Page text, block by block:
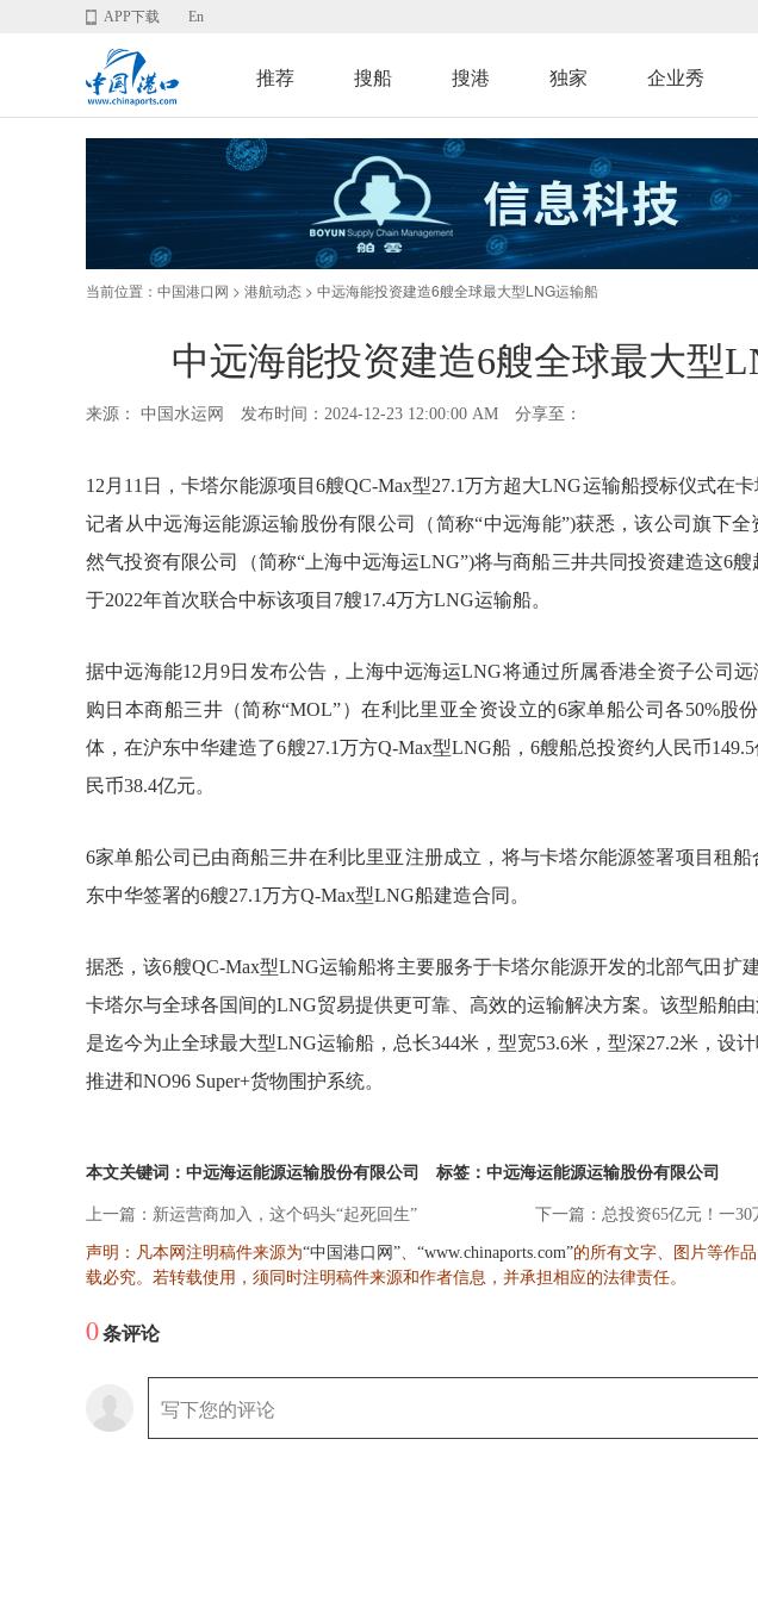
APP下载 En
推荐 搜船 搜港 独家 企业秀
当前位置： 中国港口网 > 港航动态 > 中远海能投资建造6艘全球最大型LNG运输船
中远海能投资建造6艘全球最大型
来源： 中国水运网 发布时间：2024-12-23 12:00:00 AM 分享至：
12月11日，卡塔尔能源项目6艘QC-Max型27.1万方超大LNG运输船授标仪式在
记者从中远海运能源运输股份有限公司（简称“中远海能”)获悉，该公司旗下
然气投资有限公司（简称“上海中远海运LNG”)将与商船三井共同投资建造这6
于2022年首次联合中标该项目7艘17.4万方LNG运输船。
据中远海能12月9日发布公告，上海中远海运LNG将通过所属香港全资子公司
购日本商船三井（简称“MOL”）在利比里亚全资设立的6家单船公司各50%股
体，在沪东中华建造了6艘27.1万方Q-Max型LNG船，6艘船总投资约人民币
民币38.4亿元。
6家单船公司已由商船三井在利比里亚注册成立，将与卡塔尔能源签署项目租
东中华签署的6艘27.1万方Q-Max型LNG船建造合同。
据悉，该6艘QC-Max型LNG运输船将主要服务于卡塔尔能源开发的北部气田扩
卡塔尔与全球各国间的LNG贸易提供更可靠、高效的运输解决方案。该型船舶
是迄今为止全球最大型LNG运输船，总长344米，型宽53.6米，型深27.2米，设
推进和NO96 Super+货物围护系统。
本文关键词：中远海运能源运输股份有限公司 标签：中远海运能源运输股份有限公司
上一篇：新运营商加入，这个码头“起死回生” 下一篇：总投资65亿元！一
声明：凡本网注明稿件来源为“中国港口网”、 “www.chinaports.com”的所有文字、图片等作
载必究。若转载使用，须同时注明稿件来源和作者信息，并承担相应的法律责任。
0条评论